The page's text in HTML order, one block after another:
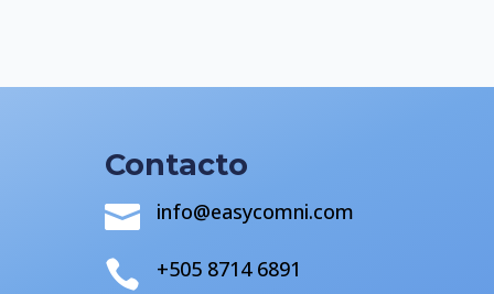
Contacto
 info@easycomni.com
 +505 8714 6891